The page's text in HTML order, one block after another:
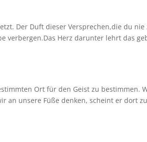
Der Duft dieser Versprechen,die du nie
verbergen.Das Herz darunter lehrt das
Ort für den Geist zu bestimmen.
an unsere Füße denken, scheint er dort